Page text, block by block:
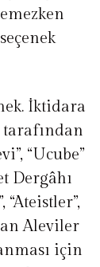
İktidara
tarafından
“Ucube”
Dergâhı
Aleviler
için